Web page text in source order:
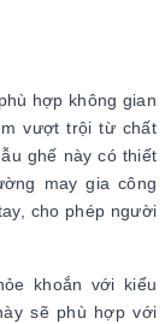
hợp không gian
vượt trội từ chất
ghế này có thiết
may gia công
cho phép người
khoắn với kiểu
sẽ phù hợp với